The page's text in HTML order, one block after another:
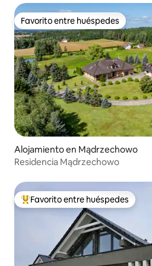
Favorito entre huéspedes
Favorito entre huéspedes
Alojamiento en Mądrzechowo
Residencia Mądrzechowo
Favorito entre huéspedes preferido
Favorito entre huéspedes